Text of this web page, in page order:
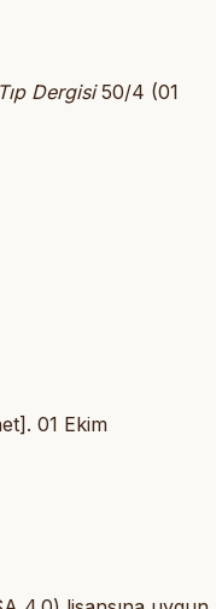
Dergisi50/4 (01
01 Ekim